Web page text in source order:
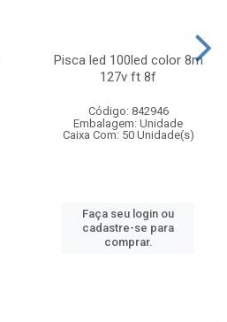
Pisca led 100led color 8m
127v ft 8f
Código: 842946
Embalagem: Unidade
Caixa Com: 50 Unidade(s)
Faça seu login ou
cadastre-se para
comprar.